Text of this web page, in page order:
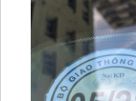
content/plugins/ar-
contactus/res/img/
would you like to